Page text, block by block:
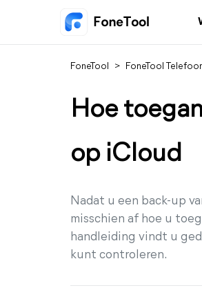
FoneTool > FoneTool
Hoe
op iCloud
Nadat u een back-up
misschien af hoe u
handleiding vindt u
kunt controleren.